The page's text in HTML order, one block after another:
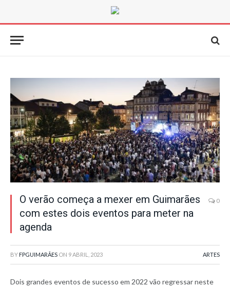
O verão começa a mexer em Guimarães
com estes dois eventos para meter na
agenda
0
BY FPGUIMARÃES ON 9 ABRIL, 2023 ARTES
Dois grandes eventos de sucesso em 2022 vão regressar neste